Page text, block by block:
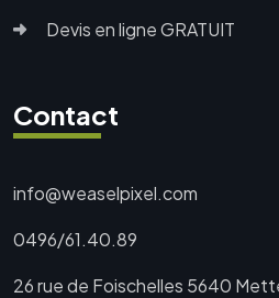
Devis en ligne GRATUIT
Contact
info@weaselpixel.com
0496/61.40.89
26 rue de Foischelles 5640